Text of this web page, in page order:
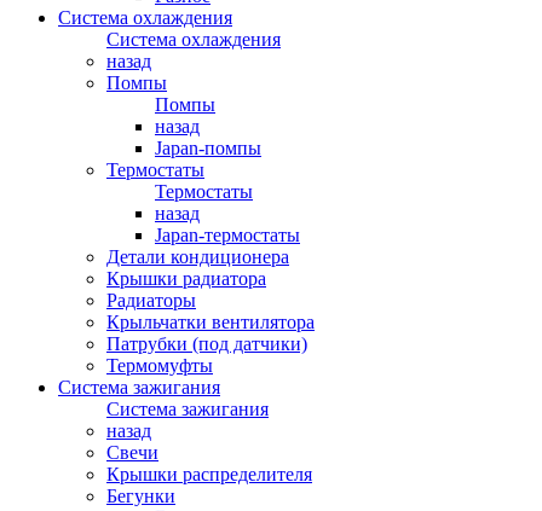
Система охлаждения
Система охлаждения
назад
Помпы
Помпы
назад
Japan-помпы
Термостаты
Термостаты
назад
Japan-термостаты
Детали кондиционера
Крышки радиатора
Радиаторы
Крыльчатки вентилятора
Патрубки (под датчики)
Термомуфты
Система зажигания
Система зажигания
назад
Свечи
Крышки распределителя
Бегунки